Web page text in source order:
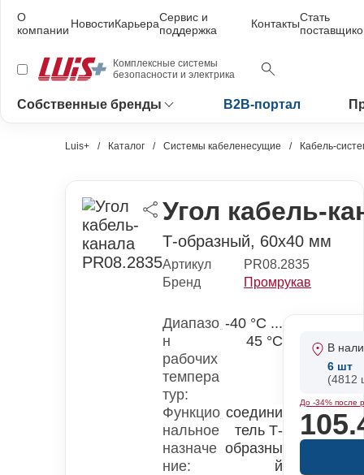
О
компании НовостиКарьераСервис и
поддержка
КонтактыСтать
Комплексные системы
безопасности и электрика
Собственные бренды B2B-портал
Luis+ Каталог Системы кабеленесущие Кабель-
Угол кабель-
Т-образный, 60х40 мм
Артикул
PR08.2835
Бренд
Промрукав
Диапазо
н
рабочих
темпера
тур:
-40 °С ...
45 °С
Функцио
нальное
назначе
ние:
соедини
тель Т-
образны
й
В
6 шт
(4812
До -34% после